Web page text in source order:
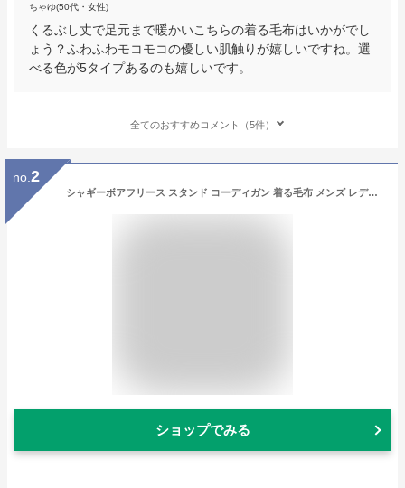
ちゃゆ(50代・女性)
くるぶし丈で足元まで暖かいこちらの着る毛布はいかがでし
ょう？ふわふわモコモコの優しい肌触りが嬉しいですね。選
べる色が5タイプあるのも嬉しいです。
全てのおすすめコメント（5件）
no. 2
シャギーボアフリース スタンド コーディガン 着る毛布 メンズ レディース ショート ミディアム ロング 暖かい 部屋着 カーディガン もこもこ ルームウェア 送料無料【3T0367】
ショップでみる